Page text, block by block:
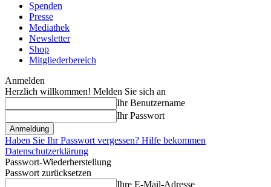
Spenden
Presse
Mediathek
Newsletter
Shop
Mitgliederbereich
Anmelden
Herzlich willkommen! Melden Sie sich an
Ihr Benutzername
Ihr Passwort
Haben Sie Ihr Passwort vergessen? Hilfe bekommen
Datenschutzerklärung
Passwort-Wiederherstellung
Passwort zurücksetzen
Ihre E-Mail-Adresse